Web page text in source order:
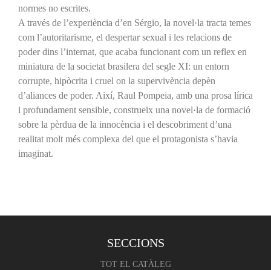
normes no escrites.
A través de l’experiència d’en Sérgio, la novel·la tracta temes
com l’autoritarisme, el despertar sexual i les relacions de
poder dins l’internat, que acaba funcionant com un reflex en
miniatura de la societat brasilera del segle XI: un entorn
corrupte, hipòcrita i cruel on la supervivència depèn
d’aliances de poder. Així, Raul Pompeia, amb una prosa lírica
i profundament sensible, construeix una novel·la de formació
sobre la pèrdua de la innocència i el descobriment d’una
realitat molt més complexa del que el protagonista s’havia
imaginat.
SECCIONS
TOT EL CATÀLEG